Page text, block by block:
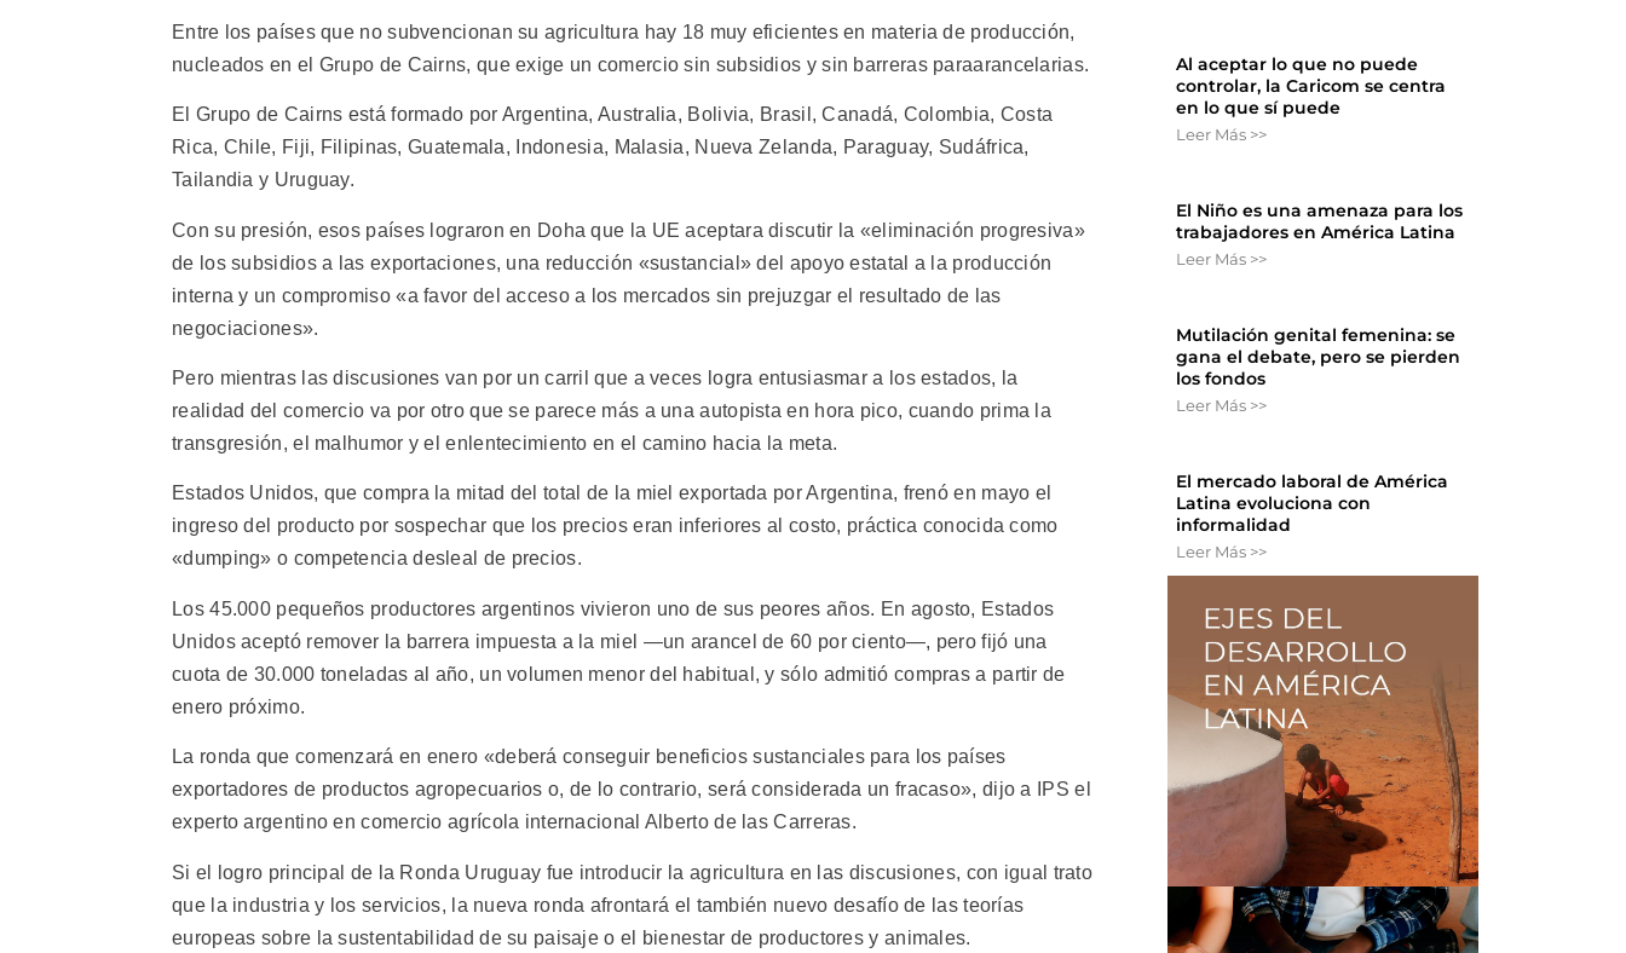
Entre los países que no subvencionan su agricultura hay 18 muy eficientes en materia de producción,
nucleados en el Grupo de Cairns, que exige un comercio sin subsidios y sin barreras paraarancelarias.
El Grupo de Cairns está formado por Argentina, Australia, Bolivia, Brasil, Canadá, Colombia, Costa
Rica, Chile, Fiji, Filipinas, Guatemala, Indonesia, Malasia, Nueva Zelanda, Paraguay, Sudáfrica,
Tailandia y Uruguay.
Con su presión, esos países lograron en Doha que la UE aceptara discutir la «eliminación progresiva»
de los subsidios a las exportaciones, una reducción «sustancial» del apoyo estatal a la producción
interna y un compromiso «a favor del acceso a los mercados sin prejuzgar el resultado de las
negociaciones».
Pero mientras las discusiones van por un carril que a veces logra entusiasmar a los estados, la
realidad del comercio va por otro que se parece más a una autopista en hora pico, cuando prima la
transgresión, el malhumor y el enlentecimiento en el camino hacia la meta.
Estados Unidos, que compra la mitad del total de la miel exportada por Argentina, frenó en mayo el
ingreso del producto por sospechar que los precios eran inferiores al costo, práctica conocida como
«dumping» o competencia desleal de precios.
Los 45.000 pequeños productores argentinos vivieron uno de sus peores años. En agosto, Estados
Unidos aceptó remover la barrera impuesta a la miel —un arancel de 60 por ciento—, pero fijó una
cuota de 30.000 toneladas al año, un volumen menor del habitual, y sólo admitió compras a partir de
enero próximo.
La ronda que comenzará en enero «deberá conseguir beneficios sustanciales para los países
exportadores de productos agropecuarios o, de lo contrario, será considerada un fracaso», dijo a IPS el
experto argentino en comercio agrícola internacional Alberto de las Carreras.
Si el logro principal de la Ronda Uruguay fue introducir la agricultura en las discusiones, con igual trato
que la industria y los servicios, la nueva ronda afrontará el también nuevo desafío de las teorías
europeas sobre la sustentabilidad de su paisaje o el bienestar de productores y animales.
Al aceptar lo que no puede
controlar, la Caricom se centra
en lo que sí puede
Leer Más >>
El Niño es una amenaza para los
trabajadores en América Latina
Leer Más >>
Mutilación genital femenina: se
gana el debate, pero se pierden
los fondos
Leer Más >>
El mercado laboral de América
Latina evoluciona con
informalidad
Leer Más >>